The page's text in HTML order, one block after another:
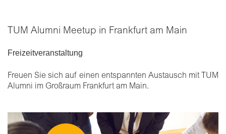
TUM Alumni Meetup in Frankfurt am Main
Freizeitveranstaltung
Freuen Sie sich auf einen entspannten Austausch mit TUM
Alumni im Großraum Frankfurt am Main.